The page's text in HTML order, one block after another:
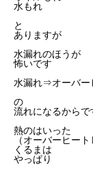
水もれ
と
ありますが
水漏れのほうが
怖いです
水漏れ⇒オーバ
の
流れになるからで
熱のはいった
（オーバーヒート
くるまは
やっぱり